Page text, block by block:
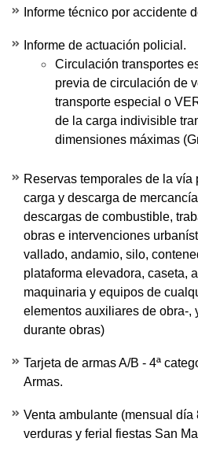
Informe técnico por accidente
Informe de actuación policial.
Circulación transportes
previa de circulación de
transporte especial o
de la carga indivisible
dimensiones máximas
Reservas temporales de la
carga y descarga de
descargas de combustible,
obras e intervenciones
vallado, andamio, silo,
plataforma elevadora, caseta,
maquinaria y equipos de
elementos auxiliares de obra-,
durante obras)
Tarjeta de armas A/B - 4ª
Armas.
Venta ambulante (mensual día
verduras y ferial fiestas San